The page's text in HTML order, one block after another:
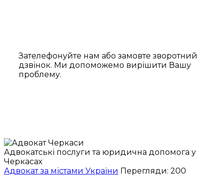
Зателефонуйте нам або замовте зворотний
дзвінок. Ми допоможемо вирішити Вашу
проблему.
Адвокатські послуги та юридична допомога у
Черкасах
Адвокат за містами України Перегляди: 200